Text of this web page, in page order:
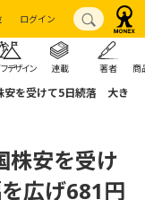
ログイン
デザイン 連載 著者 商
安を受けて5日続落 大き
株安を受け
広げ681円